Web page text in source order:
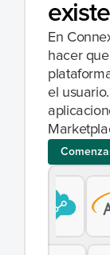
En
hacer
el